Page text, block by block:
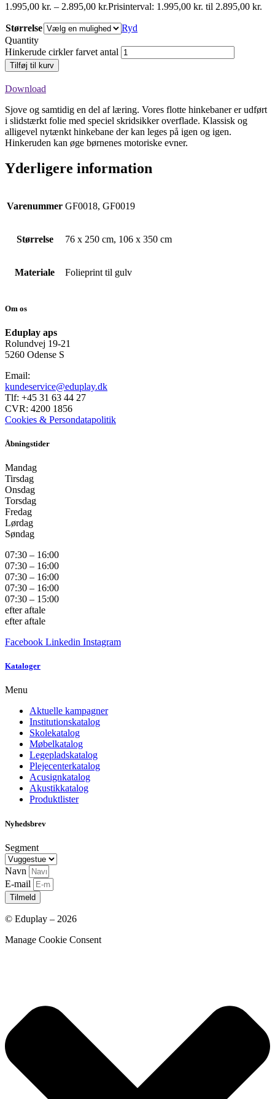
1.995,00 kr. – 2.895,00 kr.Prisinterval: 1.995,00 kr. til 2.895,00 kr.
Størrelse
Ryd
Quantity
Hinkerude cirkler farvet antal
Tilføj til kurv
Download
Sjove og samtidig en del af læring. Vores flotte hinkebaner er udført
i slidstærkt folie med speciel skridsikker overflade. Klassisk og
alligevel nytænkt hinkebane der kan leges på igen og igen.
Hinkeruden kan øge børnenes motoriske evner.
Yderligere information
Varenummer GF0018, GF0019
Størrelse 76 x 250 cm, 106 x 350 cm
Materiale Folieprint til gulv
Om os
Eduplay aps
Rolundvej 19-21
5260 Odense S
Email:
kundeservice@eduplay.dk
Tlf: +45 31 63 44 27
CVR: 4200 1856
Cookies & Persondatapolitik
Åbningstider
Mandag
Tirsdag
Onsdag
Torsdag
Fredag
Lørdag
Søndag
07:30 – 16:00
07:30 – 16:00
07:30 – 16:00
07:30 – 16:00
07:30 – 15:00
efter aftale
efter aftale
Facebook Linkedin Instagram
Kataloger
Menu
Aktuelle kampagner
Institutionskatalog
Skolekatalog
Møbelkatalog
Legepladskatalog
Plejecenterkatalog
Acusignkatalog
Akustikkatalog
Produktlister
Nyhedsbrev
Segment
Navn
E-mail
Tilmeld
© Eduplay – 2026
Manage Cookie Consent